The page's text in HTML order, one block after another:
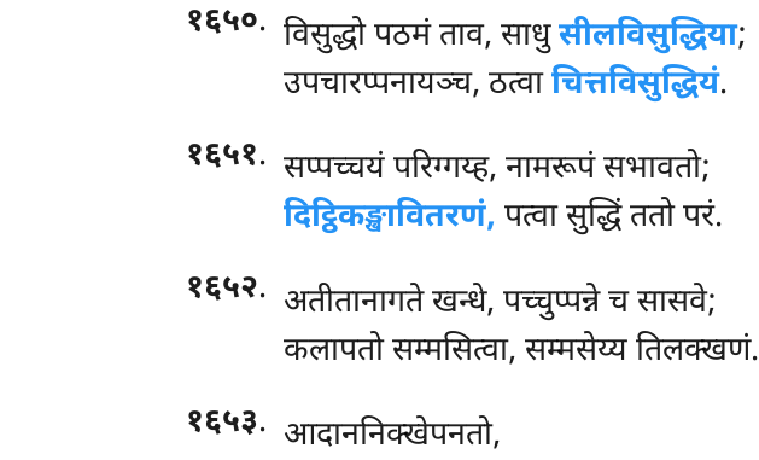
१६५०. विसुद्धोपठमं ताव, साधुसीलविसुद्धिया;
उपचारप्पनायञ्च, ठत्वाचित्तविसुद्धियं.
१६५१. सप्पच्चयं परिग्गय्ह, नामरूपं सभावतो;
दिट्ठिकङ्खावितरणं, पत्वा सुद्धिं ततो परं.
१६५२. अतीतानागते खन्धे, पच्चुप्पन्ने च सासवे;
कलापतो सम्मसित्वा, सम्मसेय्य तिलक्खणं.
१६५३. आदाननिक्खेपनतो,